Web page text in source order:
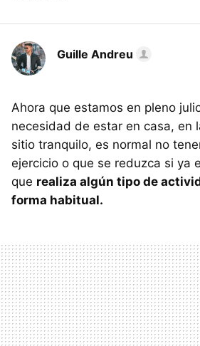
Guille Andreu
Ahora que estamos en pleno
necesidad de estar en casa, en
sitio tranquilo, es normal no
ejercicio o que se reduzca si ya
que realiza algún tipo de
forma habitual.